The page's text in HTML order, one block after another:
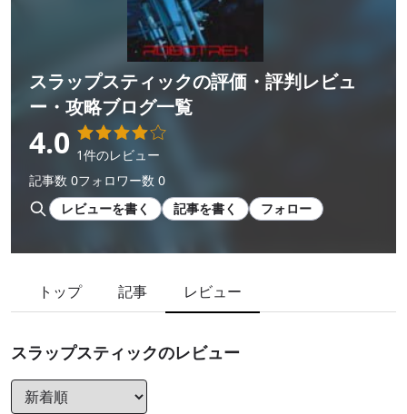
スラップスティックの評価・評判レビュ
ー・攻略ブログ一覧
4.0 1件のレビュー
記事数 0フォロワー数 0
レビューを書く
記事を書く フォロー
トップ 記事 レビュー
スラップスティックのレビュー